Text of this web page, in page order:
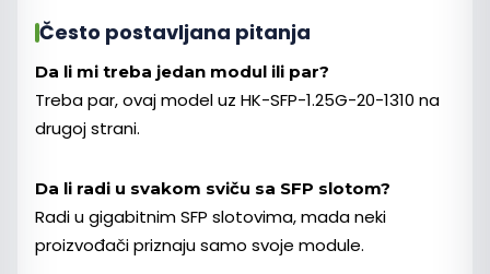
Često postavljana pitanja
Da li mi treba jedan modul ili par?
Treba par, ovaj model uz HK-SFP-1.25G-20-1310 na
drugoj strani.
Da li radi u svakom sviču sa SFP slotom?
Radi u gigabitnim SFP slotovima, mada neki
proizvođači priznaju samo svoje module.